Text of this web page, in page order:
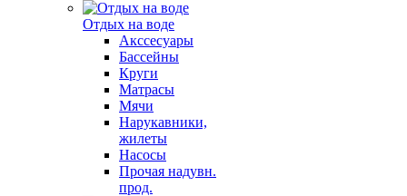
Отдых на воде
Акссесуары
Бассейны
Круги
Матрасы
Мячи
Нарукавники,
жилеты
Насосы
Прочая надувн.
прод.